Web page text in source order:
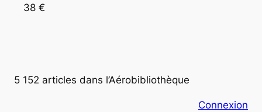
38 €
5 152 articles dans l’Aérobibliothèque
Connexion